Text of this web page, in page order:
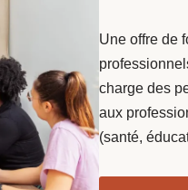
Une offre de
charge des
aux
(santé,